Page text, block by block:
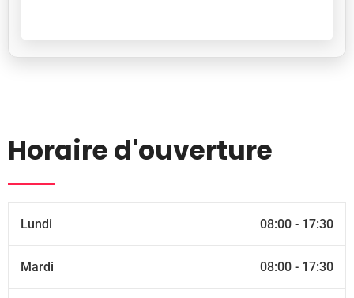
Horaire d'ouverture
Lundi 08:00 - 17:30
Mardi 08:00 - 17:30